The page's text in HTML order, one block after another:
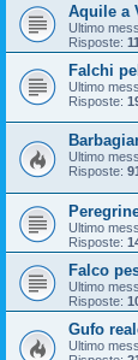
Aquile a
Ultimo
Risposte: 11
Falchi
Ultimo
Risposte:
Ultimo
Risposte:
Ultimo
Risposte:
Falco
Ultimo
Risposte:
Gufo
Ultimo